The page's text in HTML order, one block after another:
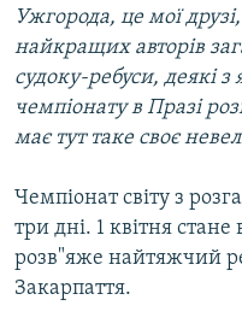
Ужгорода, це мої
найкращих авторів
судоку-ребуси, деякі
чемпіонату в Празі
має тут таке своє
Чемпіонат світу з
три дні. 1 квітня
розв"яже найтяжчий
Закарпаття.